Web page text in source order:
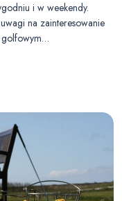
i w weekendy.
na zainteresowanie
golfowym…